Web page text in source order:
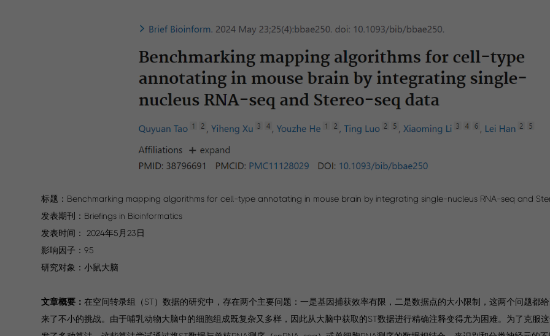
标题：Benchmarking mapping algorithms for cell-type annotating in mouse brain by integrating single-nucleus RNA-seq and
发表期刊：Briefings in Bioinformatics
发表时间： 2024年5月23日
影响因子：9.5
研究对象：小鼠大脑
文章概要：在空间转录组（ST）数据的研究中，存在两个主要问题：一是基因捕获效率有限，二是数据点的大小限制，这两个问题都
来了不小的挑战。由于哺乳动物大脑中的细胞组成既复杂又多样，因此从大脑中获取的ST数据进行精确注释变得尤为困难。为了克服